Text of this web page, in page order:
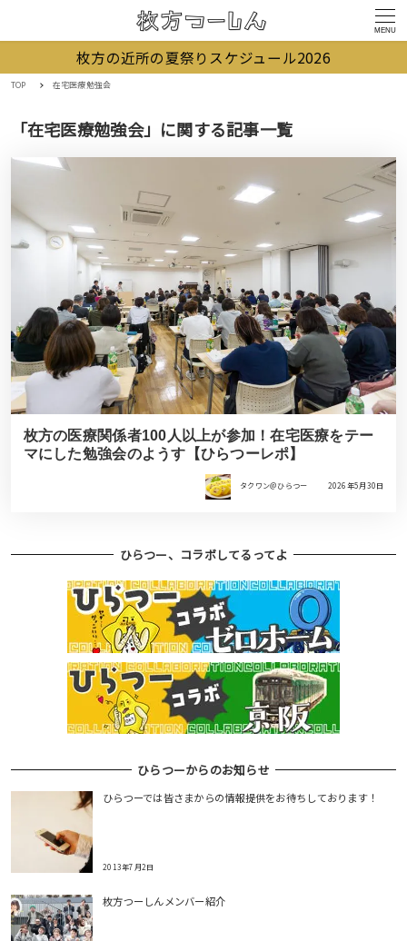
MENU
枚方の近所の夏祭りスケジュール2026
TOP 在宅医療勉強会
「在宅医療勉強会」に関する記事一覧
枚方の医療関係者100人以上が参加！在宅医療をテー
マにした勉強会のようす【ひらつーレポ】
タクワン＠ひらつー 2026年5月30日
ひらつー、コラボしてるってよ
ひらつーからのお知らせ
ひらつーでは皆さまからの情報提供をお待ちしております！
2013年7月2日
枚方つーしんメンバー紹介